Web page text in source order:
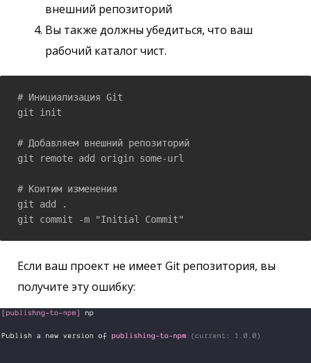
внешний репозиторий
Вы также должны убедиться, что ваш
рабочий каталог чист.
# Инициализация Git
git init
# Добавляем внешний репозиторий
git remote add origin some-url
# Коитим изменения
git add .
git commit -m "Initial Commit"
Если ваш проект не имеет Git репозитория, вы
получите эту ошибку: